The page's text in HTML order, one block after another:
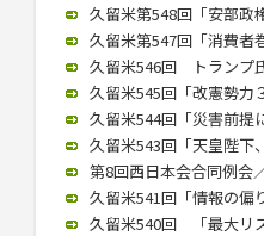
久留米第548回「安部政
久留米第547回「消費者
久留米546回 トランプ
久留米545回「改憲勢
久留米544回「災害前提
久留米543回「天皇陛下
第8回西日本会合同例会
久留米541回「情報の偏
久留米540回 「最大リ